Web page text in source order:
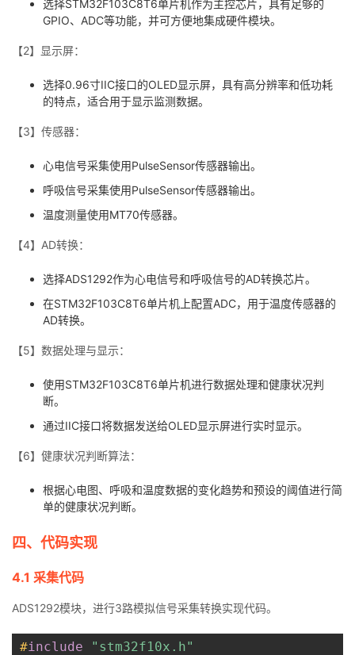
选择STM32F103C8T6单片机作为主控芯片，具有足够的
GPIO、ADC等功能，并可方便地集成硬件模块。
【2】显示屏：
选择0.96寸IIC接口的OLED显示屏，具有高分辨率和低功耗
的特点，适合用于显示监测数据。
【3】传感器：
心电信号采集使用PulseSensor传感器输出。
呼吸信号采集使用PulseSensor传感器输出。
温度测量使用MT70传感器。
【4】AD转换：
选择ADS1292作为心电信号和呼吸信号的AD转换芯片。
在STM32F103C8T6单片机上配置ADC，用于温度传感器的
AD转换。
【5】数据处理与显示：
使用STM32F103C8T6单片机进行数据处理和健康状况判
断。
通过IIC接口将数据发送给OLED显示屏进行实时显示。
【6】健康状况判断算法：
根据心电图、呼吸和温度数据的变化趋势和预设的阈值进行简
单的健康状况判断。
四、代码实现
4.1 采集代码
ADS1292模块，进行3路模拟信号采集转换实现代码。
#include
"stm32f10x.h"